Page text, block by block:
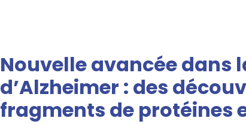
Nouvelle avancée dans
d’Alzheimer : des
fragments de protéines